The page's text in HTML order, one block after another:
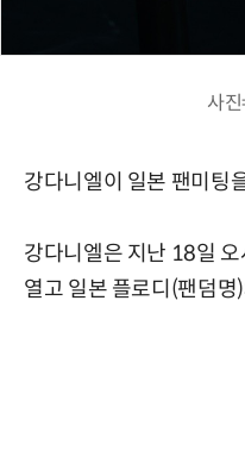
사
강다니엘이 일본 팬미팅
강다니엘은 지난 18일
열고 일본 플로디(팬덤명